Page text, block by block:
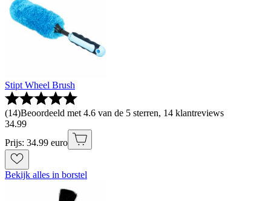
Stipt Wheel Brush
(14)Beoordeeld met 4.6 van de 5 sterren, 14 klantreviews
34.99
Prijs: 34.99 euro
Bekijk alles in borstel